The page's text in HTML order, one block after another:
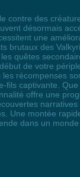
contre des
désormais
une
brutaux des
quêtes
de votre
récompenses
captivante.
offre une
Une montée
dans un